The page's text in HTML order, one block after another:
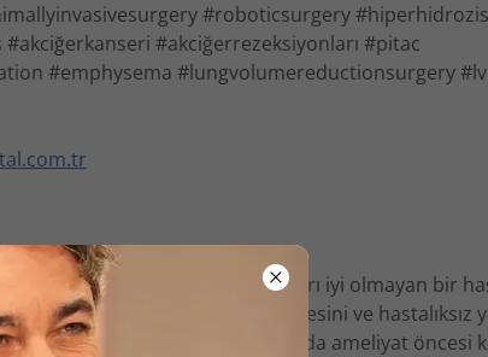
#roboticsurgery
#akciğerrezeksiyonları #pitac
#emphysema #lungvolumereductionsurgery
ciddi ve herzaman sonuçları iyi olmayan bir
uygulanması hayat kalitesini ve hastalıksız
Kliniğimiz'de bu doğrultuda ameliyat öncesi